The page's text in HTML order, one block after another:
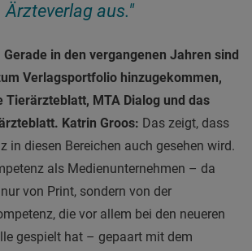
Ärzteverlag aus."
Gerade in den vergangenen Jahren sind
Verlagsportfolio hinzugekommen,
Tierärzteblatt, MTA Dialog und das
Katrin Groos: Das zeigt, dass
in diesen Bereichen auch gesehen wird.
als Medienunternehmen – da
von Print, sondern von der
die vor allem bei den neueren
gespielt hat – gepaart mit dem